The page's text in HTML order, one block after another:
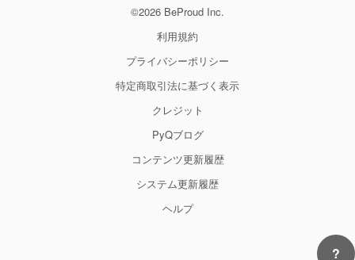
©2026 BeProud Inc.
利用規約
プライバシーポリシー
特定商取引法に基づく表示
クレジット
PyQブログ
コンテンツ更新履歴
システム更新履歴
ヘルプ
?